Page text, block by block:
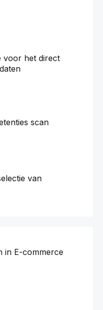
voor het direct
scan
van
in E-commerce